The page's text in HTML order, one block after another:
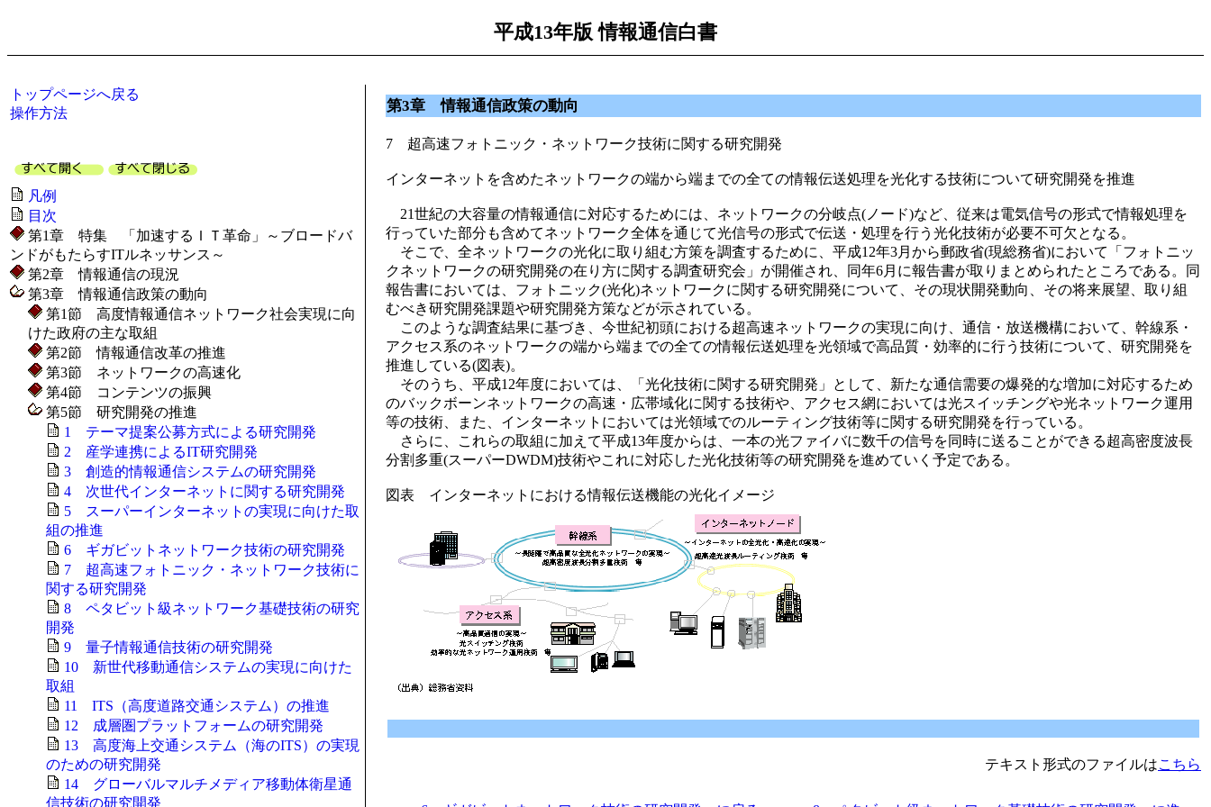
平成13年版 情報通信白書
トップページへ戻る
操作方法
凡例
目次
第1章 特集 「加速するＩＴ革命」～ブロードバ
ンドがもたらすITルネッサンス～
第2章 情報通信の現況
第3章 情報通信政策の動向
第1節 高度情報通信ネットワーク社会実現に向
けた政府の主な取組
第2節 情報通信改革の推進
第3節 ネットワークの高速化
第4節 コンテンツの振興
第5節 研究開発の推進
1 テーマ提案公募方式による研究開発
2 産学連携によるIT研究開発
3 創造的情報通信システムの研究開発
4 次世代インターネットに関する研究開発
5 スーパーインターネットの実現に向けた取
組の推進
6 ギガビットネットワーク技術の研究開発
7 超高速フォトニック・ネットワーク技術に
関する研究開発
8 ペタビット級ネットワーク基礎技術の研究
開発
9 量子情報通信技術の研究開発
10 新世代移動通信システムの実現に向けた
取組
11 ITS（高度道路交通システム）の推進
12 成層圏プラットフォームの研究開発
13 高度海上交通システム（海のITS）の実現
のための研究開発
14 グローバルマルチメディア移動体衛星通
信技術の研究開発
第3章 情報通信政策の動向
7 超高速フォトニック・ネットワーク技術に関する研究開発
インターネットを含めたネットワークの端から端までの全ての情報伝送処理を光化する技術について研究開発を推進
21世紀の大容量の情報通信に対応するためには、ネットワークの分岐点(ノード)など、従来は電気信号の形式で情報処理を
行っていた部分も含めてネットワーク全体を通じて光信号の形式で伝送・処理を行う光化技術が必要不可欠となる。
そこで、全ネットワークの光化に取り組む方策を調査するために、平成12年3月から郵政省(現総務省)において「フォトニッ
クネットワークの研究開発の在り方に関する調査研究会」が開催され、同年6月に報告書が取りまとめられたところである。同
報告書においては、フォトニック(光化)ネットワークに関する研究開発について、その現状開発動向、その将来展望、取り組
むべき研究開発課題や研究開発方策などが示されている。
このような調査結果に基づき、今世紀初頭における超高速ネットワークの実現に向け、通信・放送機構において、幹線系・
アクセス系のネットワークの端から端までの全ての情報伝送処理を光領域で高品質・効率的に行う技術について、研究開発を
推進している(図表)。
そのうち、平成12年度においては、「光化技術に関する研究開発」として、新たな通信需要の爆発的な増加に対応するため
のバックボーンネットワークの高速・広帯域化に関する技術や、アクセス網においては光スイッチングや光ネットワーク運用
等の技術、また、インターネットにおいては光領域でのルーティング技術等に関する研究開発を行っている。
さらに、これらの取組に加えて平成13年度からは、一本の光ファイバに数千の信号を同時に送ることができる超高密度波長
分割多重(スーパーDWDM)技術やこれに対応した光化技術等の研究開発を進めていく予定である。
図表 インターネットにおける情報伝送機能の光化イメージ
テキスト形式のファイルはこちら